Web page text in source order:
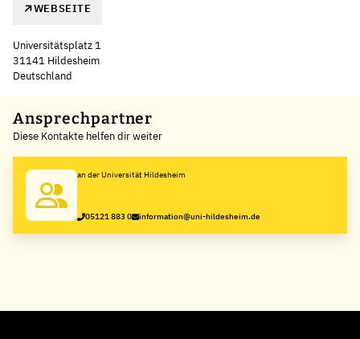
WEBSEITE
Universitätsplatz 1
31141 Hildesheim
Deutschland
+
−
Ansprechpartner
Diese Kontakte helfen dir weiter
an der Universität Hildesheim
05121 883 0 information@uni-hildesheim.de